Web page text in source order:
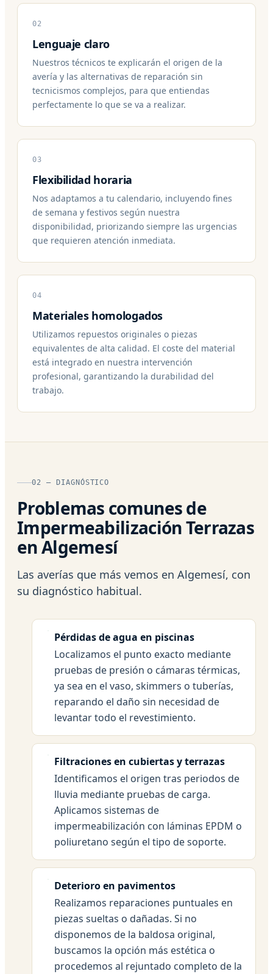
02
Lenguaje claro
Nuestros técnicos te explicarán el origen de la
avería y las alternativas de reparación sin
tecnicismos complejos, para que entiendas
perfectamente lo que se va a realizar.
03
Flexibilidad horaria
Nos adaptamos a tu calendario, incluyendo fines
de semana y festivos según nuestra
disponibilidad, priorizando siempre las urgencias
que requieren atención inmediata.
04
Materiales homologados
Utilizamos repuestos originales o piezas
equivalentes de alta calidad. El coste del material
está integrado en nuestra intervención
profesional, garantizando la durabilidad del
trabajo.
02 — DIAGNÓSTICO
Problemas comunes de
Impermeabilización Terrazas
en Algemesí
Las averías que más vemos en Algemesí, con
su diagnóstico habitual.
Pérdidas de agua en piscinas
Localizamos el punto exacto mediante
pruebas de presión o cámaras térmicas,
ya sea en el vaso, skimmers o tuberías,
reparando el daño sin necesidad de
levantar todo el revestimiento.
Filtraciones en cubiertas y terrazas
Identificamos el origen tras periodos de
lluvia mediante pruebas de carga.
Aplicamos sistemas de
impermeabilización con láminas EPDM o
poliuretano según el tipo de soporte.
Deterioro en pavimentos
Realizamos reparaciones puntuales en
piezas sueltas o dañadas. Si no
disponemos de la baldosa original,
buscamos la opción más estética o
procedemos al rejuntado completo de la